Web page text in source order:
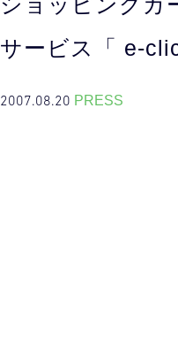
ショッピングカ
サービス「 e-
2007.08.20 PRESS